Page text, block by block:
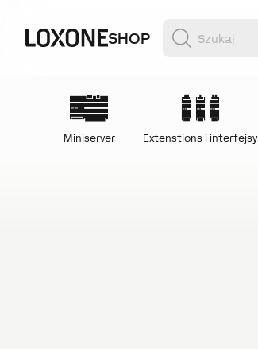
SHOP
Miniserver Extenstions i interfejsy